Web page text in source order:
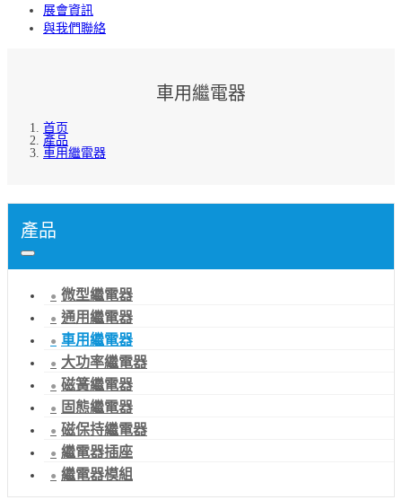
展會資訊
與我們聯絡
車用繼電器
首页
產品
車用繼電器
產品
微型繼電器
通用繼電器
車用繼電器
大功率繼電器
磁簧繼電器
固態繼電器
磁保持繼電器
繼電器插座
繼電器模組